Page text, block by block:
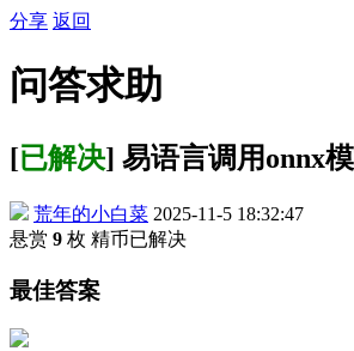
分享 返回
问答求助
[已解决] 易语言调用onnx
荒年的小白菜 2025-11-5 18:32:47
悬赏 9 枚 精币已解决
最佳答案